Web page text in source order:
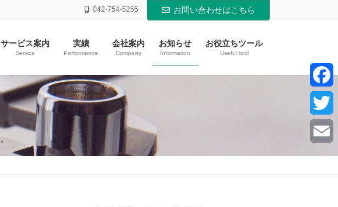
042-754-5255 お問い合わせはこちら
サービス案内
Service
実績
Performance
会社案内
Company
お知らせ
Information
お役立ちツール
Useful tool
F
a
c
T
E